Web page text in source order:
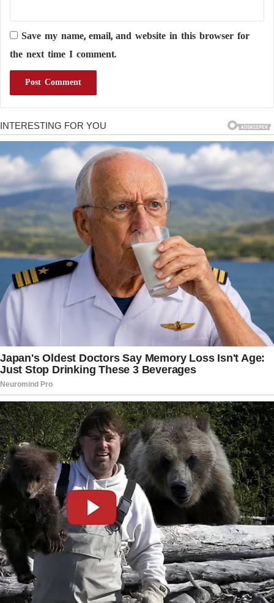
Save my name, email, and website in this browser for
the next time I comment.